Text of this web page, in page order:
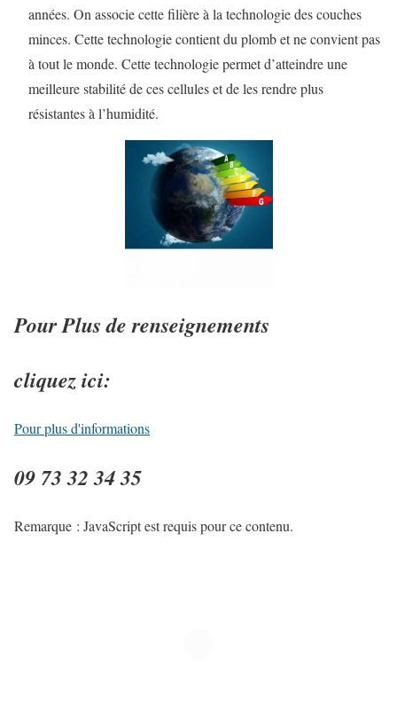
années. On associe cette filière à la technologie des couches
minces. Cette technologie contient du plomb et ne convient pas
à tout le monde. Cette technologie permet d’atteindre une
meilleure stabilité de ces cellules et de les rendre plus
résistantes à l’humidité.
Pour Plus de renseignements
cliquez ici:
Pour plus d'informations
09 73 32 34 35
Remarque : JavaScript est requis pour ce contenu.